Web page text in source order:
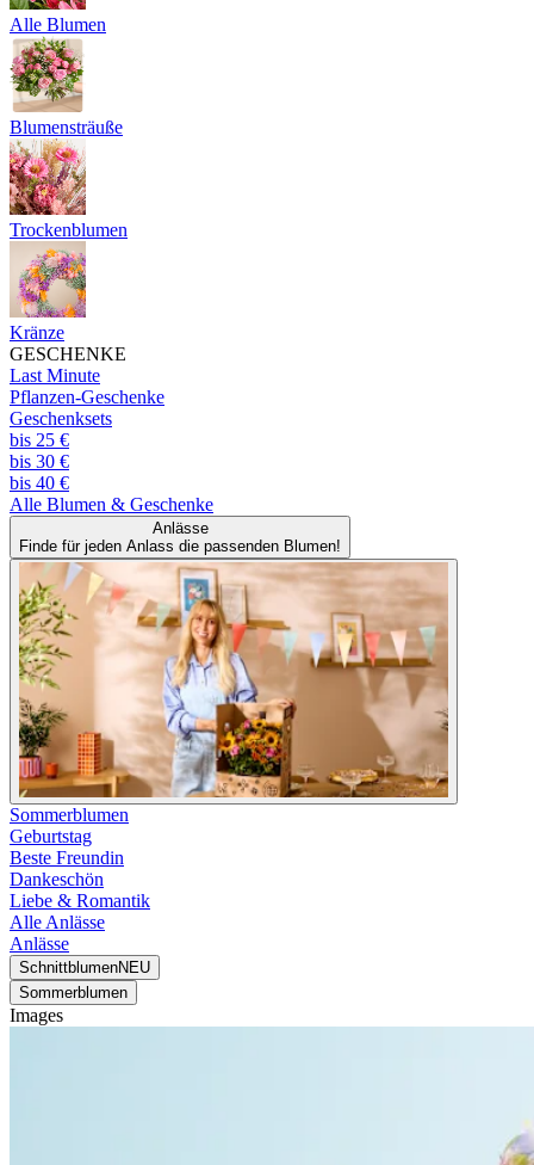
Alle Blumen
Blumensträuße
Trockenblumen
Kränze
GESCHENKE
Last Minute
Pflanzen-Geschenke
Geschenksets
bis 25 €
bis 30 €
bis 40 €
Alle Blumen & Geschenke
Anlässe
Finde für jeden Anlass die passenden Blumen!
Sommerblumen
Geburtstag
Beste Freundin
Dankeschön
Liebe & Romantik
Alle Anlässe
Anlässe
SchnittblumenNEU
Sommerblumen
Images